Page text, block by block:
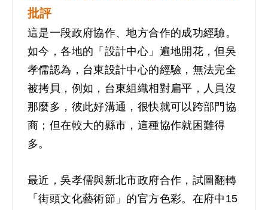
批評
這是一段政府協作、地方合作的成功經驗。
如今，各地的「設計中心」遍地開花，但吳
孝儒認為，台東設計中心的經驗，無法完全
被拷貝，例如，台東組織相對扁平，人員沒
那麼多，彼此好溝通，很快就可以跨部門協
商；但在較大的縣市，這種協作就困難得
多。
最近，吳孝儒與新北市政府合作，試圖翻轉
「街頭文化藝術節」的官方色彩。在府中15